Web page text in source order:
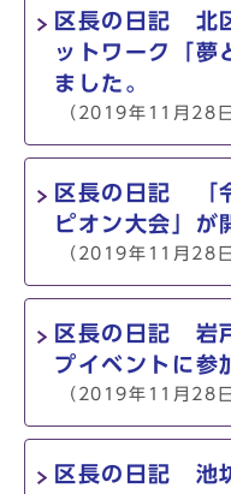
区長の日記 北
ットワーク「夢
ました。
（2019年11月28日
区長の日記 「
ピオン大会」
（2019年11月28日
区長の日記 岩
プイベントに
（2019年11月28日
区長の日記 池